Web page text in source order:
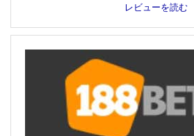
レビューを読む